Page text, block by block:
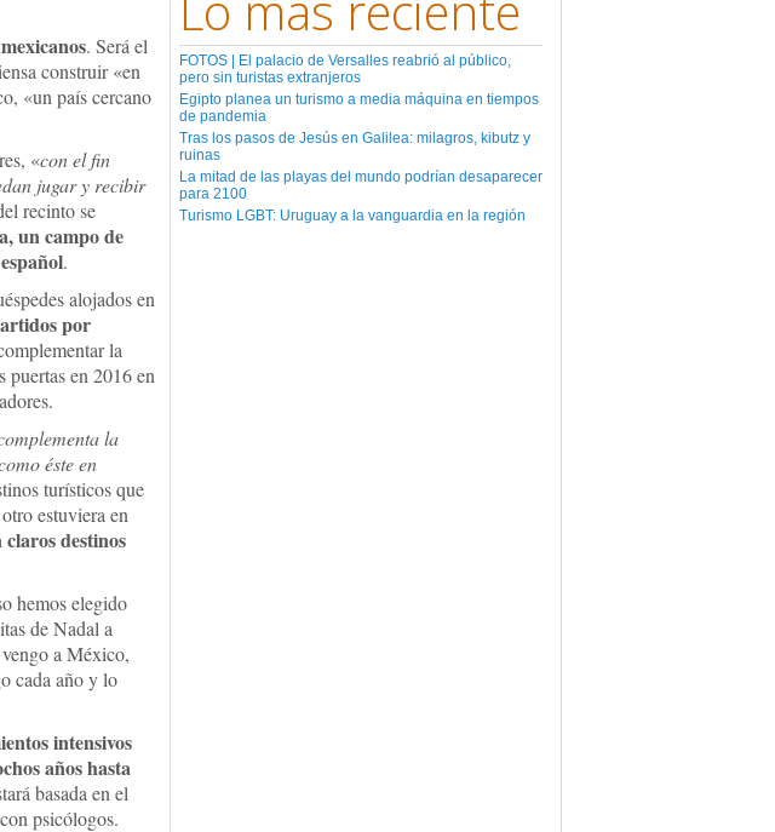
FOTOS | El palacio de Versalles reabrió al público,
pero sin turistas extranjeros
Egipto planea un turismo a media máquina en tiempos
de pandemia
Tras los pasos de Jesús en Galilea: milagros, kibutz y
ruinas
La mitad de las playas del mundo podrían desaparecer
para 2100
Turismo LGBT: Uruguay a la vanguardia en la región
. Será el
construir «en
«un país cercano
«con el fin
jugar y recibir
recinto se
un campo de
.
alojados en
por
la
puertas en 2016 en
la
éste en
turísticos que
estuviera en
destinos
hemos elegido
de Nadal a
a México,
cada año y lo
intensivos
años hasta
basada en el
psicólogos.